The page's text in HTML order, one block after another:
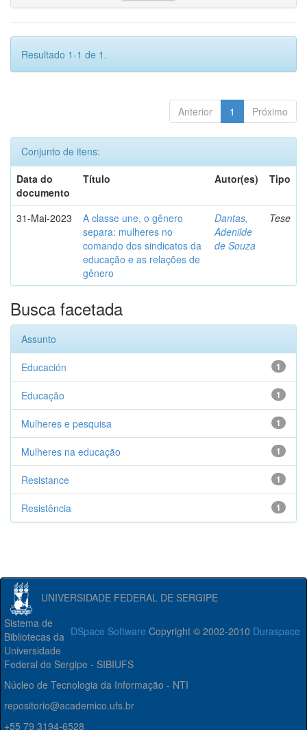
Resultado 1-1 de 1.
Anterior 1 Próximo
Conjunto de itens:
Data do
documento
Título Autor(es) Tipo
31-Mai-2023
A classe une, o gênero
separa: mulheres no
comando dos sindicatos da
educação e as relações de
gênero
Dantas,
Adenilde
de Souza
Tese
Busca facetada
Assunto
1
Educación
1
Educação
1
Mulheres e pesquisa
1
Mulheres na educação
1
Resistance
1
Resistência
UNIVERSIDADE FEDERAL DE SERGIPE
DSpace Software Copyright © 2002-2010 Duraspace
Sistema de
Bibliotecas da
Universidade
Federal de Sergipe - SIBIUFS
Núcleo de Tecnologia da Informação - NTI
repositorio@academico.ufs.br
+55 79 3194-6528